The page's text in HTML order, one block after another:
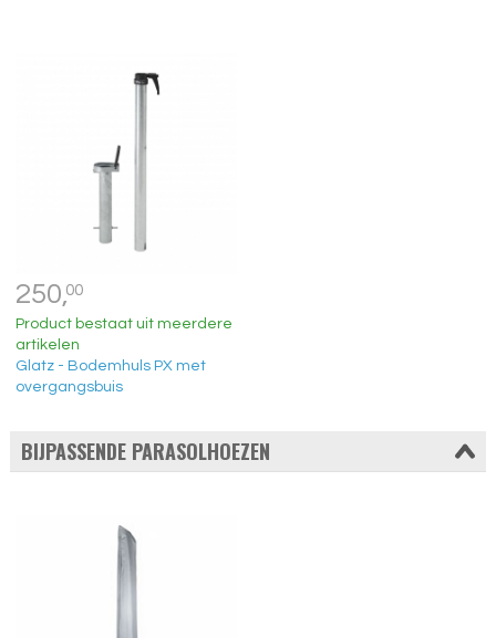
250,00
Product bestaat uit meerdere
artikelen
Glatz - Bodemhuls PX met
overgangsbuis
BIJPASSENDE PARASOLHOEZEN